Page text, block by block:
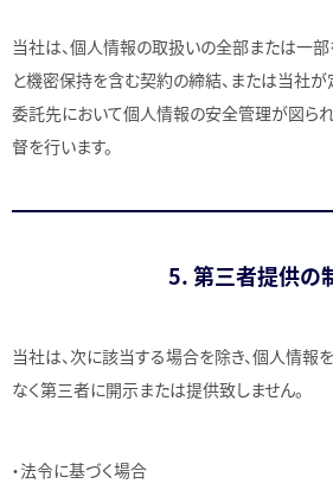
当社は、個人情報の取扱いの全部または一
と機密保持を含む契約の締結、または当社
委託先において個人情報の安全管理が図ら
督を行います。
5. 第三者提供の
当社は、次に該当する場合を除き、個人情報
なく第三者に開示または提供致しません。
・法令に基づく場合